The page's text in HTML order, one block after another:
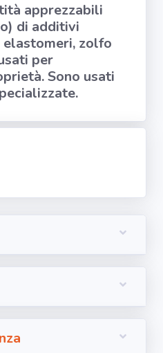
apprezzabili
di additivi
zolfo
per
Sono usati